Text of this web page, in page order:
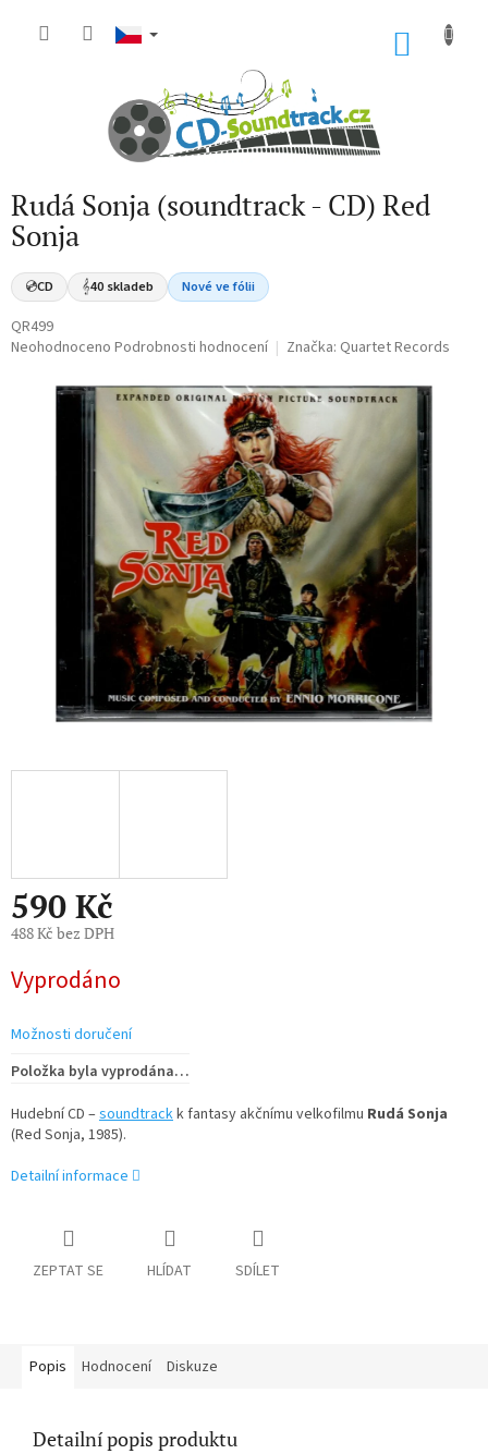
Rudá Sonja (soundtrack - CD) Red
Sonja
💿CD 𝄞40 skladeb Nové ve fólii
QR499
Průměrné
produktu
Neohodnoceno Podrobnosti hodnocení Značka: Quartet Records
590 Kč
488 Kč bez DPH
cena:
Vyprodáno
Možnosti doručení
Položka byla vyprodána…
Hudební CD –soundtrackk fantasy akčnímu velkofilmu Rudá Sonja
(Red Sonja, 1985).
Detailní informace
ZEPTAT SE HLÍDAT SDÍLET
Popis Hodnocení Diskuze
Detailní popis produktu